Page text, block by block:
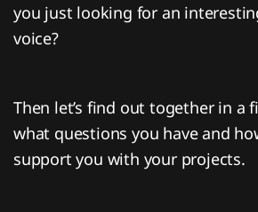
you just looking for an
voice?
Then let’s find out together in a
what questions you have and
support you with your projects.